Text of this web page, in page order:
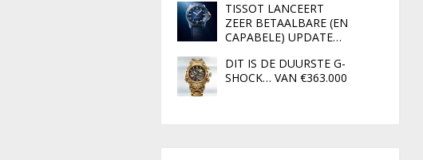
TISSOT LANCEERT
ZEER BETAALBARE (EN
CAPABELE) UPDATE…
DIT IS DE DUURSTE G-
SHOCK… VAN €363.000